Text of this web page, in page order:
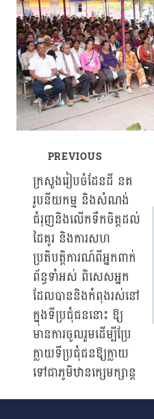
Post
PREVIOUS
ក្រសួងរៀបចំដែនដី នគ
រូបនីយកម្ម និងសំណង់
ជំរុញនិងលើកទឹកចិត្តដល់
ដៃគូរ និងការសហ
ប្រតិបត្តិការណ៍ពីអ្នកពាក់
ព័ន្ធទាំអស់ ពិសេសអ្នក
ដែលបាននិងកំពុងរស់នៅ
ក្នុងទីប្រជុំជននោះ ឱ្យ
មានការចូលរួមដើម្បីប្រែ
ក្លាយទីប្រជុំជនឱ្យក្លាយ
ទៅជាភូមិឋានក្សេមក្សាន្ត